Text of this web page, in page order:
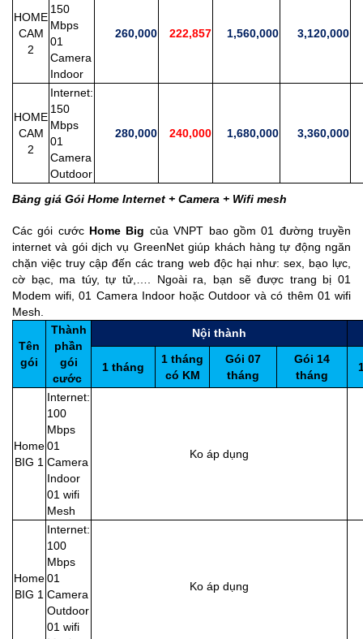
HOME
CAM
2
150
Mbps
01
Camera
Indoor
260,000 222,857 1,560,000 3,120,000
HOME
CAM
2
Internet:
150
Mbps
01
Camera
Outdoor
280,000 240,000 1,680,000 3,360,000
Bảng giá Gói Home Internet + Camera + Wifi mesh
Các gói cước Home Big của VNPT bao gồm 01 đường truyền
internet và gói dịch vụ GreenNet giúp khách hàng tự động ngăn
chặn việc truy cập đến các trang web độc hại như: sex, bạo lực,
cờ bạc, ma túy, tự tử,…. Ngoài ra, bạn sẽ được trang bị 01
Modem wifi, 01 Camera Indoor hoặc Outdoor và có thêm 01 wifi
Mesh.
Tên
gói
Thành
phần
gói
cước
Nội thành
1 tháng
1 tháng
có KM
Gói 07
tháng
Gói 14
tháng
Home
BIG 1
Internet:
100
Mbps
01
Camera
Indoor
01 wifi
Mesh
Ko áp dụng
Home
BIG 1
Internet:
100
Mbps
01
Camera
Outdoor
01 wifi
Ko áp dụng